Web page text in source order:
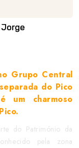
Grupo Central
do Pico
charmoso
do Património da
pela zona